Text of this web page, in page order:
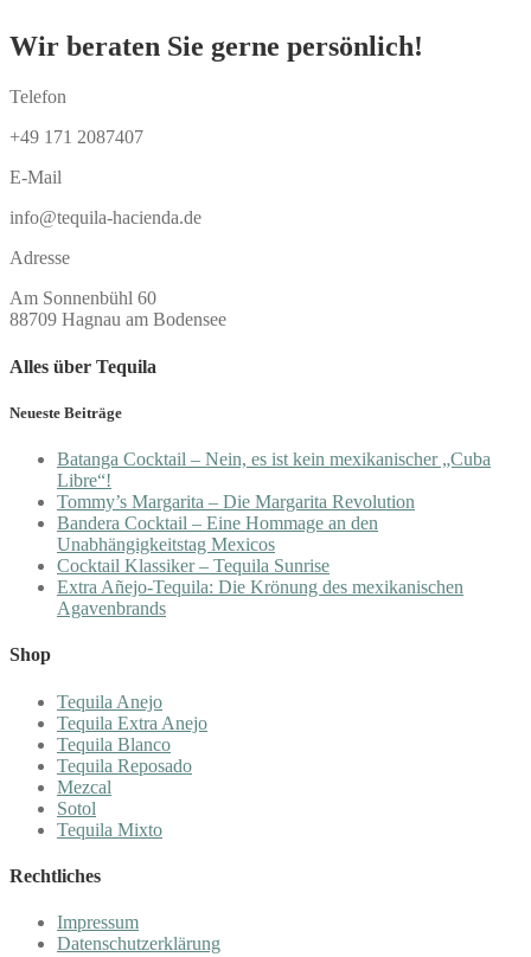
Wir beraten Sie gerne persönlich!
Telefon
+49 171 2087407
E-Mail
info@tequila-hacienda.de
Adresse
Am Sonnenbühl 60
88709 Hagnau am Bodensee
Alles über Tequila
Neueste Beiträge
Batanga Cocktail – Nein, es ist kein mexikanischer „Cuba
Libre“!
Tommy’s Margarita – Die Margarita Revolution
Bandera Cocktail – Eine Hommage an den
Unabhängigkeitstag Mexicos
Cocktail Klassiker – Tequila Sunrise
Extra Añejo-Tequila: Die Krönung des mexikanischen
Agavenbrands
Shop
Tequila Anejo
Tequila Extra Anejo
Tequila Blanco
Tequila Reposado
Mezcal
Sotol
Tequila Mixto
Rechtliches
Impressum
Datenschutzerklärung